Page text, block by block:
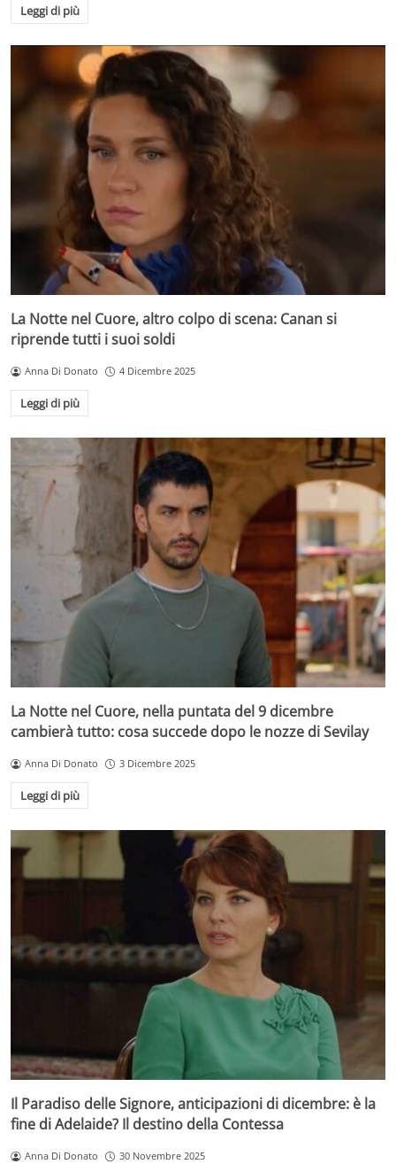
Leggi di più
La Notte nel Cuore, altro colpo di scena: Canan si
riprende tutti i suoi soldi
Anna Di Donato 4 Dicembre 2025
Leggi di più
La Notte nel Cuore, nella puntata del 9 dicembre
cambierà tutto: cosa succede dopo le nozze di Sevilay
Anna Di Donato 3 Dicembre 2025
Leggi di più
Il Paradiso delle Signore, anticipazioni di dicembre: è la
fine di Adelaide? Il destino della Contessa
Anna Di Donato 30 Novembre 2025